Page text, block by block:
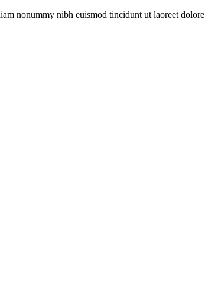
nonummy nibh euismod tincidunt ut laoreet dolore